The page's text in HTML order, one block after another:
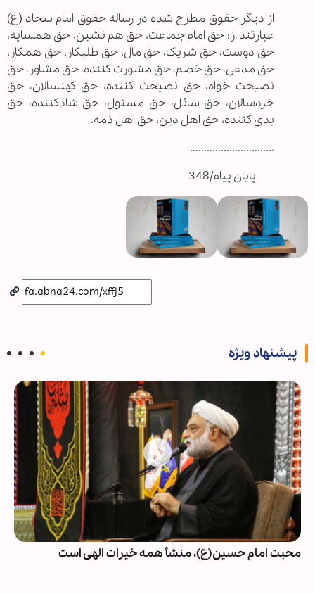
از دیگر حقوق مطرح شده در رساله حقوق امام سجاد (ع)
عبارتند از: حق امام جماعت، حق هم نشین، حق همسایه،
حق دوست، حق شریک، حق مال، حق طلبکار، حق همکار،
حق مدعی، حق خصم، حق مشورت کننده، حق مشاور، حق
نصیحت خواه، حق نصیحت کننده، حق کهنسالان، حق
خردسالان، حق سائل، حق مسئول، حق شادکننده، حق
بدی کننده، حق اهل دین، حق اهل ذمه.
..............................
پایان پیام/348
پیشنهاد ویژه
محبت امام حسین(ع)، منشأ همه خیرات الهی است